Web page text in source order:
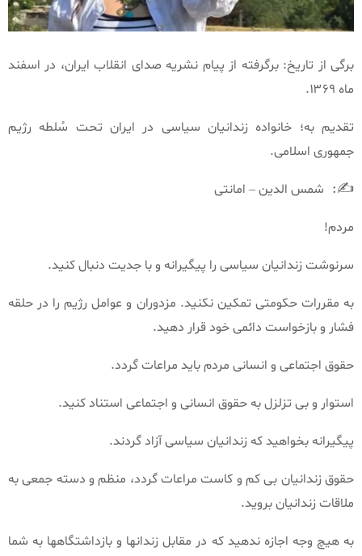
برگی از تاریخ: برگرفته از پیام نشریه صدای انقلاب ایران، در اسفند
ماه ۱۳۶۹.
تقدیم به؛ خانواده زندانیان سیاسی در ایران تحت سُلطه رژیم
جمهوری اسلامی.
✍️
: شمس الدین – امانتی
مردم!
سرنوشت زندانیان سیاسی را پیگیرانه و با جدیت دنبال کنید.
به مقررات حکومتی تمکین نکنید. مزدوران و عوامل رژیم را در حلقه
فشار و بازخواست دائمی خود قرار دهید.
حقوق اجتماعی و انسانی مردم باید مراعات گردد.
استوار و بی تزلزل به حقوق انسانی و اجتماعی استناد کنید.
پیگیرانه بخواهید که زندانیان سیاسی آزاد گردند.
حقوق زندانیان بی کم و کاست مراعات گردد، منظم و دسته جمعی به
ملاقات زندانیان بروید.
به هیچ وجه اجازه ندهید که در مقابل زندانها و بازداشتگاهها به شما